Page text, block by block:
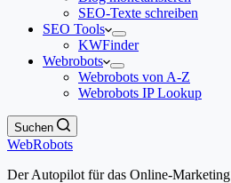
SEO-Texte schreiben
SEO Tools
KWFinder
Webrobots
Webrobots von A-Z
Webrobots IP Lookup
Suchen
WebRobots
Der Autopilot für das Online-Marketing